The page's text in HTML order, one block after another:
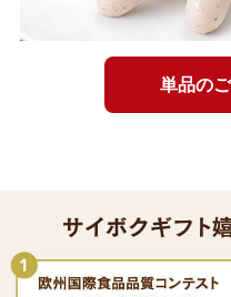
単品の